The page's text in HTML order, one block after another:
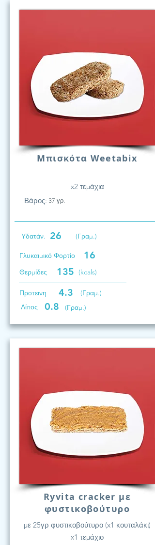
Μπισκότα Weetabix
x2 τεμάχια
Βάρος: 37 γρ.
Υδατάν. 26 (Γραμ.)
Γλυκαιμικό Φορτίο 16
Θερμίδες 135 (kcals)
Προτεινη 4.3
(Γραμ.)
Λίπος
0.8 (Γραμ.)
Ryvita cracker με
φυστικοβούτυρο
με 25γρ φυστικοβούτυρο (x1 κουταλάκι)
x1 τεμάχιο